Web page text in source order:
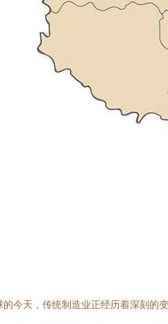
今天，传统制造业正经历着深刻的